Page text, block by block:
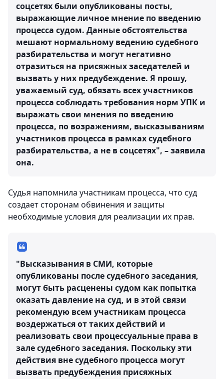
соцсетях были опубликованы посты,
выражающие личное мнение по введению
процесса судом. Данные обстоятельства
мешают нормальному ведению судебного
разбирательства и могут негативно
отразиться на присяжных заседателей и
вызвать у них предубеждение. Я прошу,
уважаемый суд, обязать всех участников
процесса соблюдать требования норм УПК и
выражать свои мнения по введению
процесса, по возражениям, высказываниям
участников процесса в рамках судебного
разбирательства, а не в соцсетях", – заявила
она.
Судья напомнила участникам процесса, что суд
создает сторонам обвинения и защиты
необходимые условия для реализации их прав.
"Высказывания в СМИ, которые
опубликованы после судебного заседания,
могут быть расценены судом как попытка
оказать давление на суд, и в этой связи
рекомендую всем участникам процесса
воздержаться от таких действий и
реализовать свои процессуальные права в
зале судебного заседания. Поскольку эти
действия вне судебного процесса могут
вызвать предубеждения присяжных